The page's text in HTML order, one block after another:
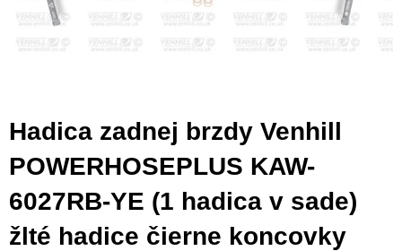
Hadica zadnej brzdy Venhill
POWERHOSEPLUS KAW-
6027RB-YE (1 hadica v sade)
žlté hadice čierne koncovky